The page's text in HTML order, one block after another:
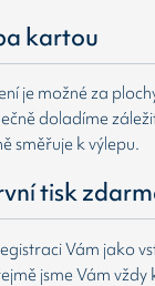
kartou
je možné za
doladíme
směřuje k výlepu.
tisk
Vám jako
jsme Vám vždy